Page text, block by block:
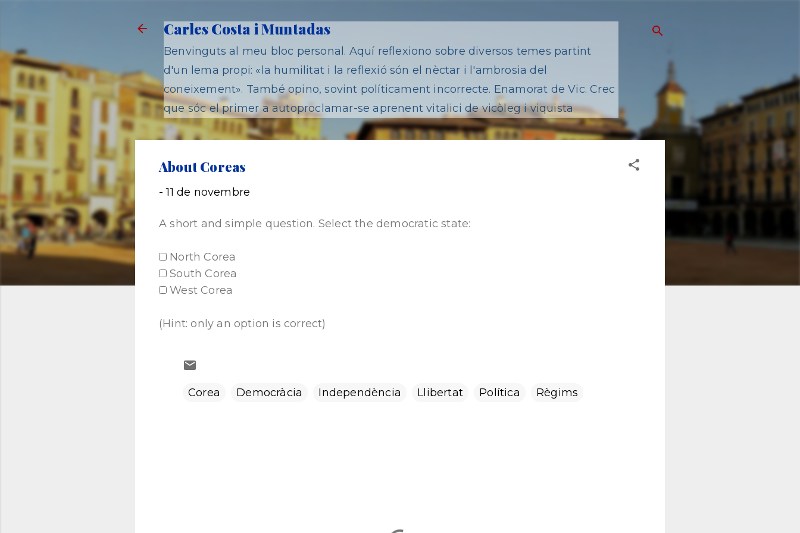
Carles Costa i Muntadas
Benvinguts al meu bloc personal. Aquí reflexiono sobre diversos temes partint
d'un lema propi: «la humilitat i la reflexió són el nèctar i l'ambrosia del
coneixement». També opino, sovint políticament incorrecte. Enamorat de Vic. Crec
que sóc el primer a autoproclamar-se aprenent vitalici de vicòleg i viquista
About Coreas
-11 de novembre
A short and simple question. Select the democratic state:
North Corea
South Corea
West Corea
(Hint: only an option is correct)
Corea Democràcia Independència Llibertat Política Règims